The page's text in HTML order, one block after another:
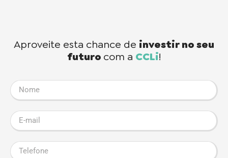
Aproveite esta chance de investir no seu
futuro com a CCLi!